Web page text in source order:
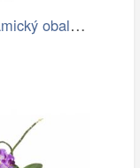
Béžový keramický obal na květináč s…